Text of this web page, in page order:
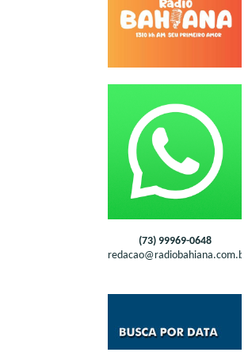
(73) 99969-0648
redacao@radiobahiana.com.br